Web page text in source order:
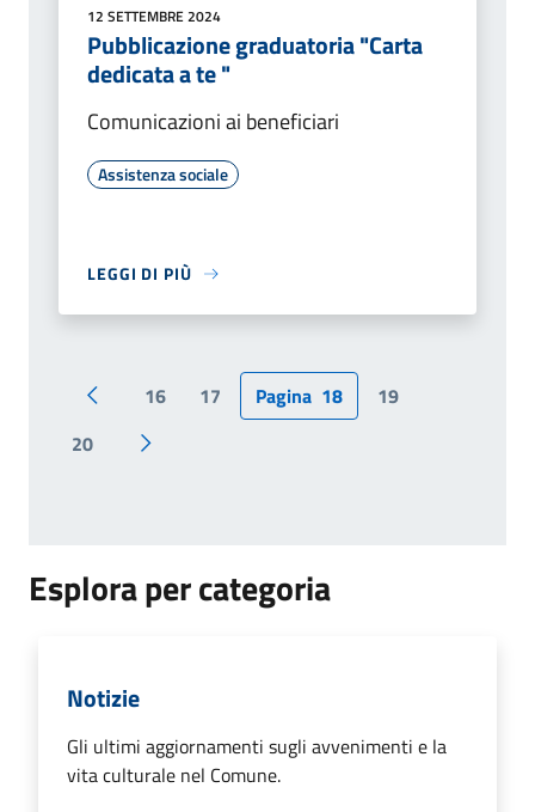
12 SETTEMBRE 2024
Pubblicazione graduatoria "Carta
dedicata a te "
Comunicazioni ai beneficiari
Assistenza sociale
LEGGI DI PIÙ
Pagina precedente
16 17 Pagina 18
19
20
Pagina successiva
Esplora per categoria
Notizie
Gli ultimi aggiornamenti sugli avvenimenti e la
vita culturale nel Comune.